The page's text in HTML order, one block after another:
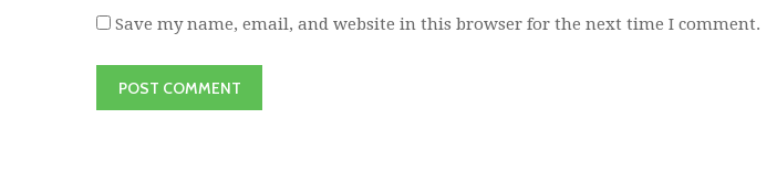
Save my name, email, and website in this browser for the next time I comment.